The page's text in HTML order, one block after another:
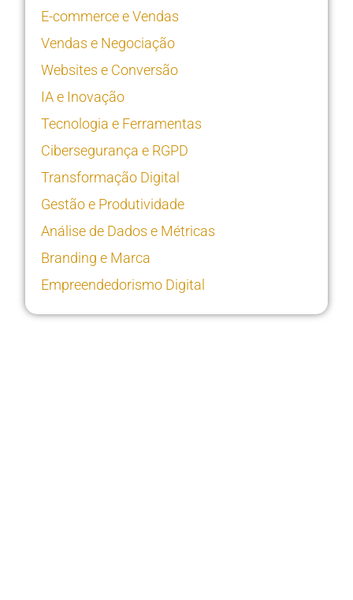
E-commerce e Vendas
Vendas e Negociação
Websites e Conversão
IA e Inovação
Tecnologia e Ferramentas
Cibersegurança e RGPD
Transformação Digital
Gestão e Produtividade
Análise de Dados e Métricas
Branding e Marca
Empreendedorismo Digital